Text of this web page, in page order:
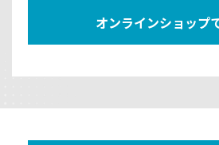
オンラインショップ